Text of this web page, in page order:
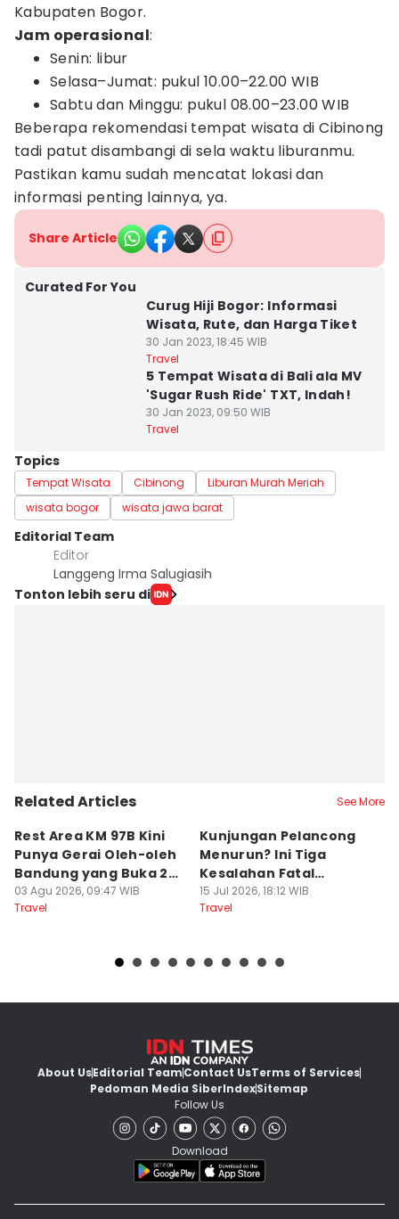
Kabupaten Bogor.
Jam operasional:
Senin: libur
Selasa–Jumat: pukul 10.00–22.00 WIB
Sabtu dan Minggu: pukul 08.00–23.00 WIB
Beberapa rekomendasi tempat wisata di Cibinong
tadi patut disambangi di sela waktu liburanmu.
Pastikan kamu sudah mencatat lokasi dan
informasi penting lainnya, ya.
Share Article
Curated For You
Curug Hiji Bogor: Informasi
Wisata, Rute, dan Harga Tiket
30 Jan 2023, 18:45 WIB
Travel
5 Tempat Wisata di Bali ala MV
'Sugar Rush Ride' TXT, Indah!
30 Jan 2023, 09:50 WIB
Travel
Topics
Tempat Wisata Cibinong
Liburan Murah Meriah
wisata bogor
wisata jawa barat
Editorial Team
Editor
Langgeng Irma Salugiasih
Tonton lebih seru di
Related Articles See More
Rest Area KM 97B Kini
Punya Gerai Oleh-oleh
Bandung yang Buka 24
Jam
03 Agu 2026, 09:47 WIB
Travel
Kunjungan Pelancong
Menurun? Ini Tiga
Kesalahan Fatal
Pengelola Wisata
15 Jul 2026, 18:12 WIB
Travel
About UsEditorial TeamContact UsTerms of Services
Pedoman Media SiberIndexSitemap
Follow Us
Download